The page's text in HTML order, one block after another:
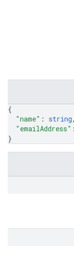
{
"name" : string,
"emailAddress"
}